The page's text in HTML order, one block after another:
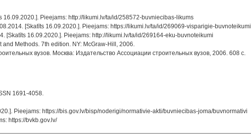
Pieejams: http://likumi.lv/ta/id/258572-buvniecibas-likums
[Skatīts 16.09.2020.]. Pieejams: https://likumi.lv/ta/id/269069-visparigie-buvnoteikumi
[Skatīts 16.09.2020.]. Pieejams: http://likumi.lv/ta/id/269164-eku-buvnoteikumi
Methods. 7th edition. NY: McGraw-Hill, 2006.
вузов. Москва: Издательство Ассоциации строительных вузов, 2006. 608 с.
1691-4058.
Pieejams: https://bis.gov.lv/bisp/noderigi/normativie-akti/buvniecibas-joma/buvnormativi
https://bvkb.gov.lv/